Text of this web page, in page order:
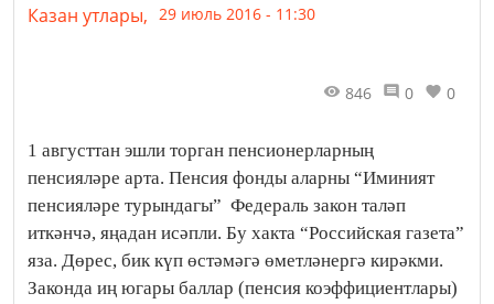
Казан утлары, 29 июль 2016 - 11:30
846 0 0
1 августтан эшли торган пенсионерларның
пенсияләре арта. Пенсия фонды аларны “Иминият
пенсияләре турындагы” Федераль закон таләп
иткәнчә, яңадан исәпли. Бу хакта “Российская газета”
яза. Дөрес, бик күп өстәмәгә өметләнергә кирәкми.
Законда иң югары баллар (пенсия коэффициентлары)